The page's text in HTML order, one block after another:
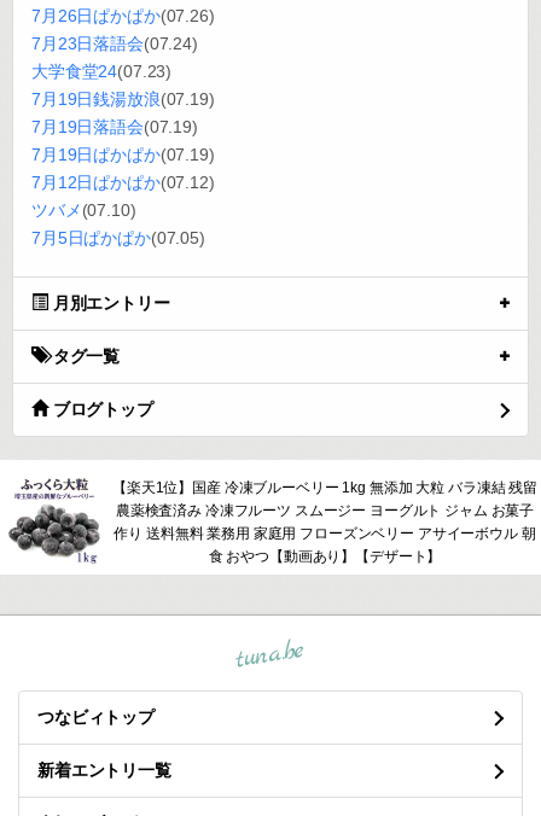
7月26日ぱかぱか(07.26)
7月23日落語会(07.24)
大学食堂24(07.23)
7月19日銭湯放浪(07.19)
7月19日落語会(07.19)
7月19日ぱかぱか(07.19)
7月12日ぱかぱか(07.12)
ツバメ(07.10)
7月5日ぱかぱか(07.05)
月別エントリー
タグ一覧
ブログトップ
【楽天1位】国産 冷凍ブルーベリー 1kg 無添加 大粒 バラ凍結 残留
農薬検査済み 冷凍フルーツ スムージー ヨーグルト ジャム お菓子
作り 送料無料 業務用 家庭用 フローズンベリー アサイーボウル 朝
食 おやつ【動画あり】【デザート】
tuna.be
つなビィトップ
新着エントリ一覧